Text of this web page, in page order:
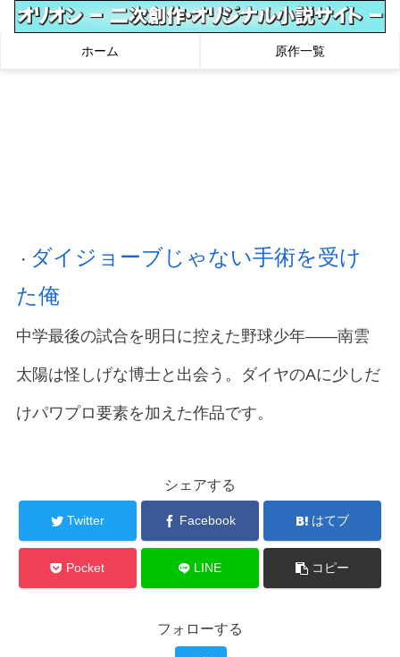
ホーム 原作一覧
・ ダイジョーブじゃない手術を受け
た俺
中学最後の試合を明日に控えた野球少年――南雲
太陽は怪しげな博士と出会う。ダイヤのAに少しだ
けパワプロ要素を加えた作品です。
シェアする
Twitter Facebook はてブ
Pocket LINE コピー
フォローする